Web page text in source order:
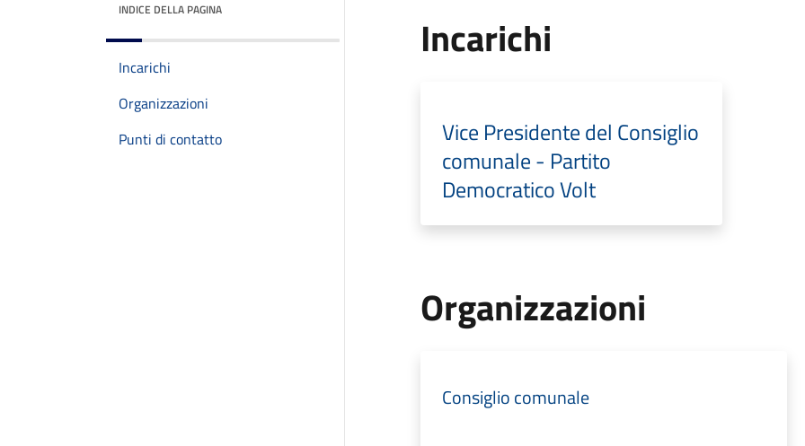
INDICE DELLA PAGINA
Incarichi
Organizzazioni
Punti di contatto
Incarichi
Vice Presidente del Consiglio
comunale - Partito
Democratico Volt
Organizzazioni
Consiglio comunale